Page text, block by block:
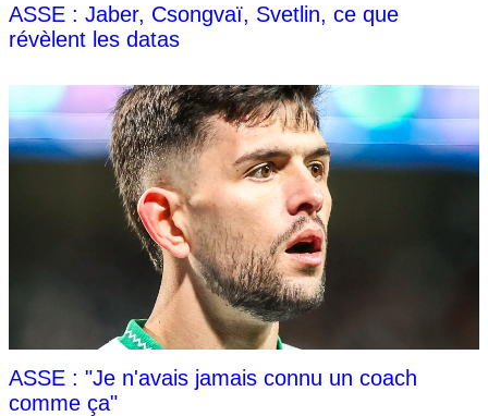
ASSE : Jaber, Csongvaï, Svetlin, ce que
révèlent les datas
ASSE : "Je n'avais jamais connu un coach
comme ça"